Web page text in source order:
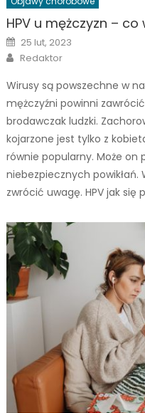
HPV u mężczyzn –
Posted
on
25 lut, 2023
Author
Redaktor
Wirusy są powszechne w
mężczyźni powinni
brodawczak ludzki.
kojarzone jest tylko z
równie popularny. Może on
niebezpiecznych
zwrócić uwagę. HPV jak się